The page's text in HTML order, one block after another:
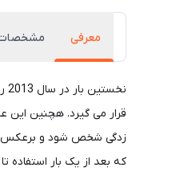
معرفی
قرار می گیرد. هچنین
زدگی شخص شود و برعکس
که بعد از یک بار